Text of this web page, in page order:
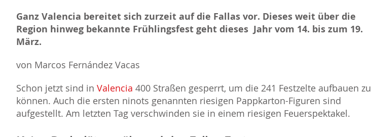
Ganz Valencia bereitet sich zurzeit auf die Fallas vor. Dieses weit über die
Region hinweg bekannte Frühlingsfest geht dieses Jahr vom 14. bis zum 19.
März.
von Marcos Fernández Vacas
Schon jetzt sind in Valencia 400 Straßen gesperrt, um die 241 Festzelte aufbauen zu
können. Auch die ersten ninots genannten riesigen Pappkarton-Figuren sind
aufgestellt. Am letzten Tag verschwinden sie in einem riesigen Feuerspektakel.